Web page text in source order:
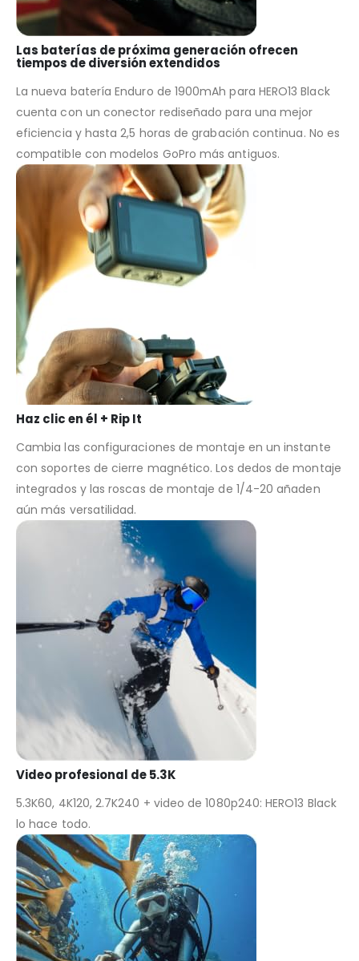
Las baterías de próxima generación ofrecen
tiempos de diversión extendidos
La nueva batería Enduro de 1900mAh para HERO13 Black
cuenta con un conector rediseñado para una mejor
eficiencia y hasta 2,5 horas de grabación continua. No es
compatible con modelos GoPro más antiguos.
Haz clic en él + Rip It
Cambia las configuraciones de montaje en un instante
con soportes de cierre magnético. Los dedos de montaje
integrados y las roscas de montaje de 1/4-20 añaden
aún más versatilidad.
Video profesional de 5.3K
5.3K60, 4K120, 2.7K240 + video de 1080p240: HERO13 Black
lo hace todo.